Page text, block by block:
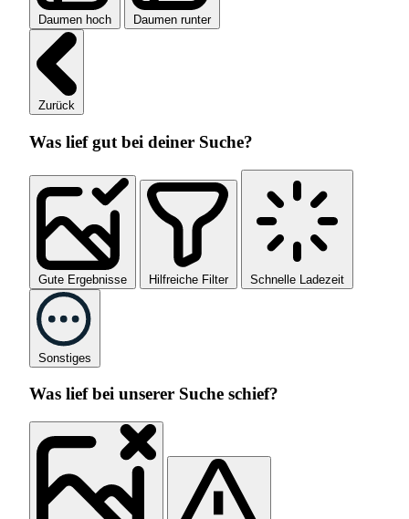
Daumen hoch Daumen runter
Zurück
Was lief gut bei deiner Suche?
Gute Ergebnisse Hilfreiche Filter Schnelle Ladezeit
Sonstiges
Was lief bei unserer Suche schief?